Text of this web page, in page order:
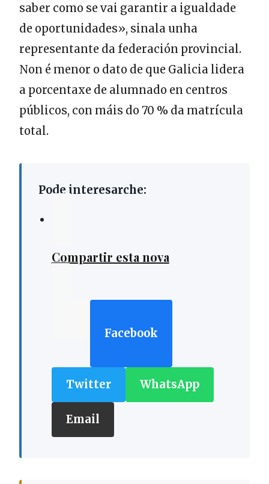
saber como se vai garantir a igualdade
de oportunidades», sinala unha
representante da federación provincial.
Non é menor o dato de que Galicia lidera
a porcentaxe de alumnado en centros
públicos, con máis do 70 % da matrícula
total.
Pode interesarche:
Compartir esta nova
Facebook
Twitter WhatsApp
Email